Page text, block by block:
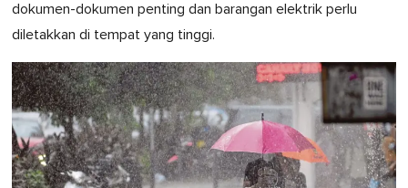
dokumen-dokumen penting dan barangan elektrik perlu
diletakkan di tempat yang tinggi.